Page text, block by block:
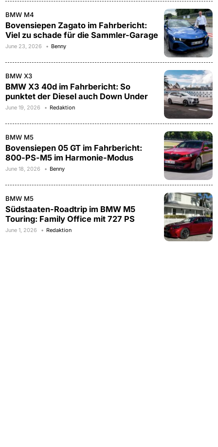
BMW M4
Bovensiepen Zagato im Fahrbericht:
Viel zu schade für die Sammler-Garage
June 23, 2026 Benny
BMW X3
BMW X3 40d im Fahrbericht: So
punktet der Diesel auch Down Under
June 19, 2026 Redaktion
BMW M5
Bovensiepen 05 GT im Fahrbericht:
800-PS-M5 im Harmonie-Modus
June 18, 2026 Benny
BMW M5
Südstaaten-Roadtrip im BMW M5
Touring: Family Office mit 727 PS
June 1, 2026 Redaktion